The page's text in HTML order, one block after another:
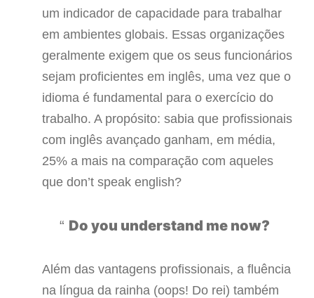
um indicador de capacidade para trabalhar
em ambientes globais. Essas organizações
geralmente exigem que os seus funcionários
sejam proficientes em inglês, uma vez que o
idioma é fundamental para o exercício do
trabalho. A propósito: sabia que profissionais
com inglês avançado ganham, em média,
25% a mais na comparação com aqueles
que don’t speak english?
Do you understand me now?
Além das vantagens profissionais, a fluência
na língua da rainha (oops! Do rei) também